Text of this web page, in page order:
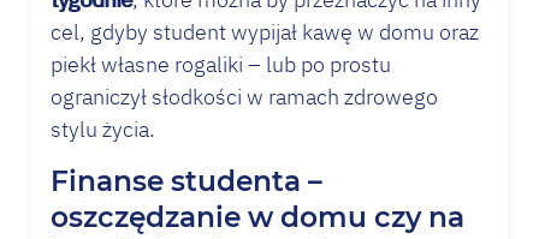
cel, gdyby student wypijał kawę w domu oraz
piekł własne rogaliki – lub po prostu
ograniczył słodkości w ramach zdrowego
stylu życia.
Finanse studenta –
oszczędzanie w domu czy na